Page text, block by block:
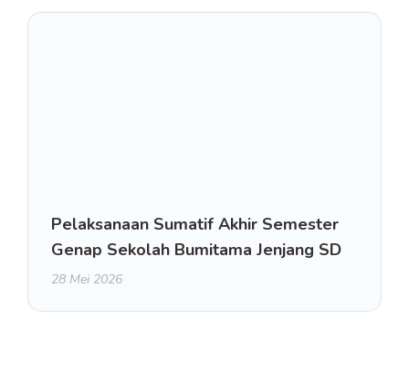
Pelaksanaan Sumatif Akhir Semester
Genap Sekolah Bumitama Jenjang SD
28 Mei 2026